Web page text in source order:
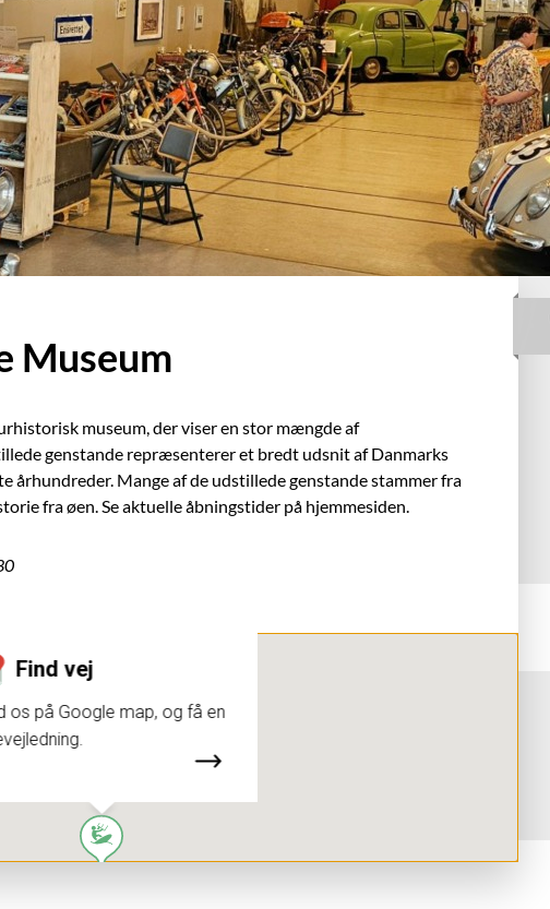
Museum
museum, der viser en stor mængde af
genstande repræsenterer et bredt udsnit af Danmarks
århundreder. Mange af de udstillede genstande stammer fra
fra øen. Se aktuelle åbningstider på hjemmesiden.
Find vej
os på Google map, og få en